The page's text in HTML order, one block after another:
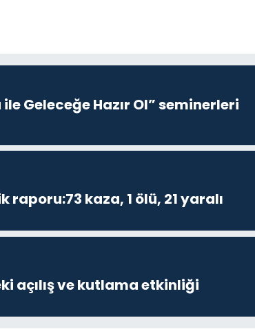
Geleceğe Hazır Ol” seminerleri
raporu:73 kaza, 1 ölü, 21 yaralı
açılış ve kutlama etkinliği